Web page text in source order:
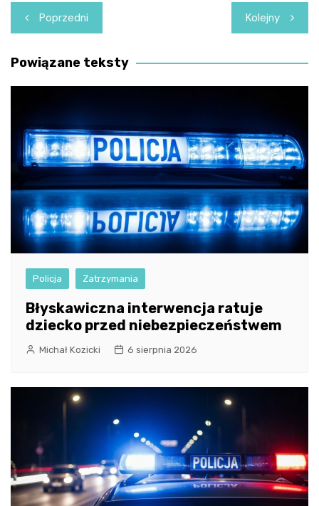
Nawigacja
wpisu
Poprzedni Kolejny
Powiązane teksty
Policja Zatrzymania
Błyskawiczna interwencja ratuje
dziecko przed niebezpieczeństwem
Michał Kozicki 6 sierpnia 2026